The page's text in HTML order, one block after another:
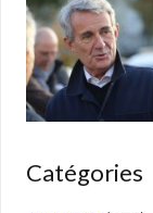
Catégories